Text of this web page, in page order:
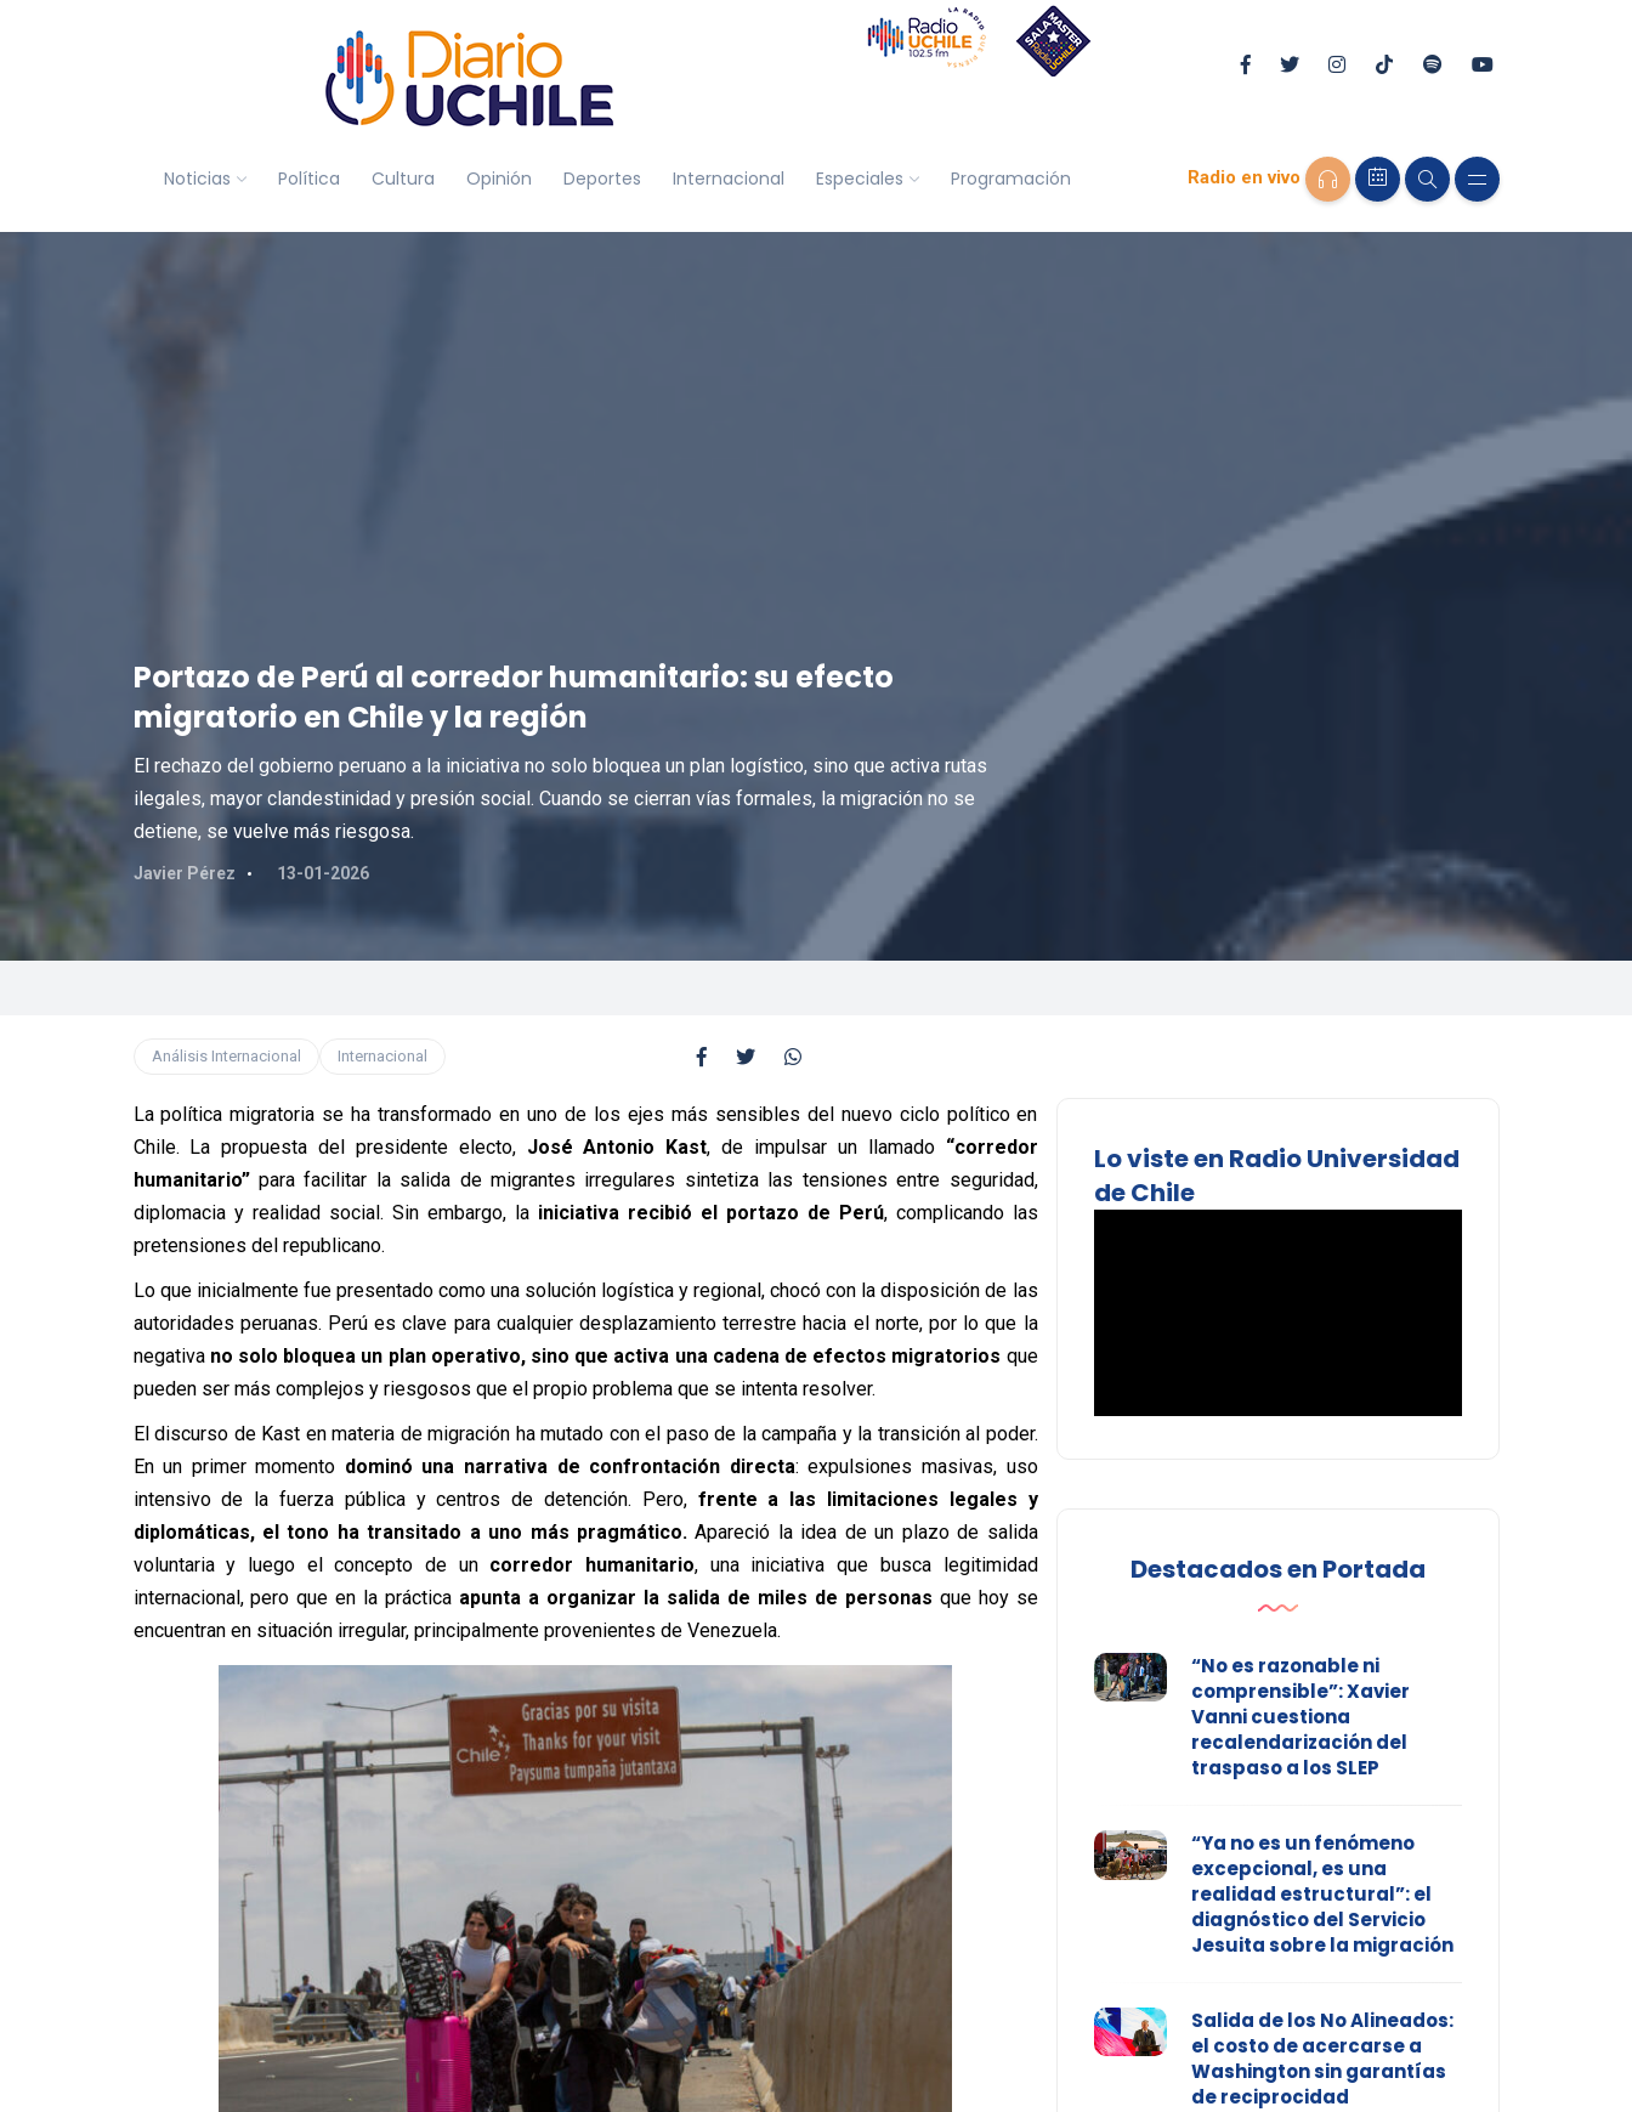
Noticias Política Cultura Opinión Deportes Internacional Especiales Programación Radio en vivo
Portazo de Perú al corredor humanitario: su efecto
migratorio en Chile y la región
El rechazo del gobierno peruano a la iniciativa no solo bloquea un plan logístico, sino que activa rutas
ilegales, mayor clandestinidad y presión social. Cuando se cierran vías formales, la migración no se
detiene, se vuelve más riesgosa.
Javier Pérez 13-01-2026
Análisis Internacional Internacional
La política migratoria se ha transformado en uno de los ejes más sensibles del nuevo ciclo político en
Chile. La propuesta del presidente electo, José Antonio Kast, de impulsar un llamado “corredor
humanitario”para facilitar la salida de migrantes irregulares sintetiza las tensiones entre seguridad,
diplomacia y realidad social. Sin embargo, lainiciativa recibió el portazo de Perú, complicando las
pretensiones del republicano.
Lo que inicialmente fue presentado como una solución logística y regional, chocó con la disposición de las
autoridades peruanas. Perú es clave para cualquier desplazamiento terrestre hacia el norte, por lo que la
negativano solo bloquea un plan operativo, sino que activa una cadena de efectos migratorios que
pueden ser más complejos y riesgosos que el propio problema que se intenta resolver.
El discurso de Kast en materia de migración ha mutado con el paso de la campaña y la transición al poder.
En un primer momento dominó una narrativa de confrontación directa: expulsiones masivas, uso
intensivo de la fuerza pública y centros de detención. Pero, frente a las limitaciones legales y
diplomáticas, el tono ha transitado a uno más pragmático. Apareció la idea de un plazo de salida
voluntaria y luego el concepto de un corredor humanitario, una iniciativa que busca legitimidad
internacional, pero que en la práctica apunta a organizar la salida de miles de personas que hoy se
encuentran en situación irregular, principalmente provenientes de Venezuela.
Lo viste en Radio Universidad
de Chile
Destacados en Portada
“No es razonable ni
comprensible”: Xavier
Vanni cuestiona
recalendarización del
traspaso a los SLEP
“Ya no es un fenómeno
excepcional, es una
realidad estructural”: el
diagnóstico del Servicio
Jesuita sobre la migración
Salida de los No Alineados:
el costo de acercarse a
Washington sin garantías
de reciprocidad